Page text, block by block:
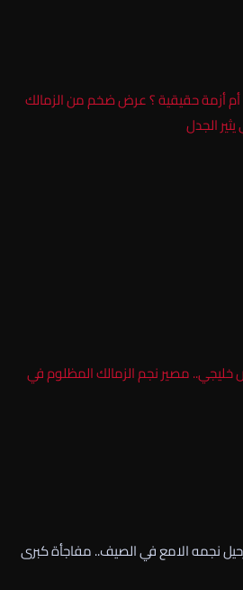
أزمة حقيقية ؟ عرض ضخم من الزمالك
الجدل
مصير نجم الزمالك المظلوم في
نجمه الامع في الصيف.. مفاجأة كبرى